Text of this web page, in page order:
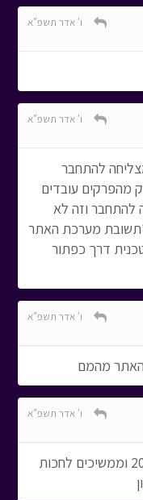
ו' אדר תשפ"א
ו' אדר תשפ"א
להתחבר
מהפרקים עובדים
להתחבר וזה לא
מערכת האתר
דרך כפתור
ו' אדר תשפ"א
ו' אדר תשפ"א
סיימתי את כל השלבים וגם את שלב 20 וממשיכים לחכות